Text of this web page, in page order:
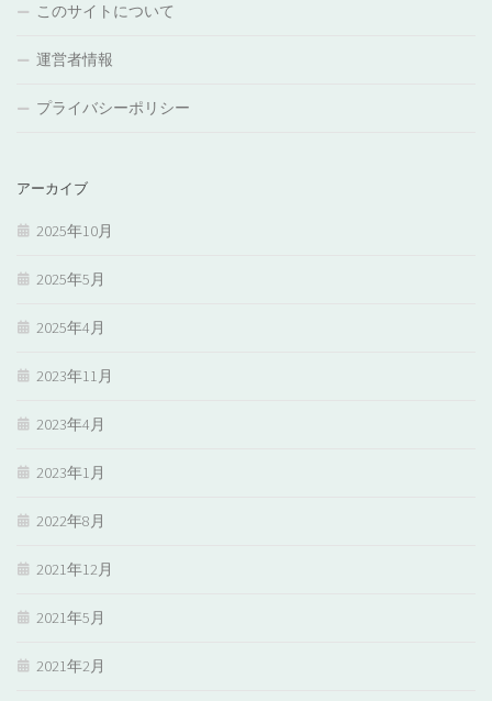
このサイトについて
運営者情報
プライバシーポリシー
アーカイブ
2025年10月
2025年5月
2025年4月
2023年11月
2023年4月
2023年1月
2022年8月
2021年12月
2021年5月
2021年2月